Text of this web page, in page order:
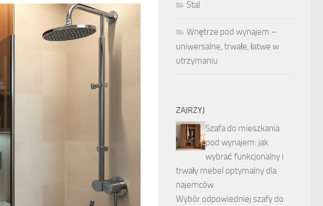
Stal
Wnętrze pod wynajem –
uniwersalne, trwałe, łatwe w
utrzymaniu
ZAJRZYJ
Szafa do mieszkania
pod wynajem: jak
wybrać funkcjonalny i
trwały mebel optymalny dla
najemców
Wybór odpowiedniej szafy do